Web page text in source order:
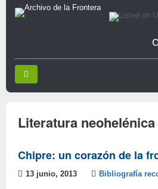
Literatura neohelénica
Chipre: un corazón de la
13 junio, 2013 Bibliografía